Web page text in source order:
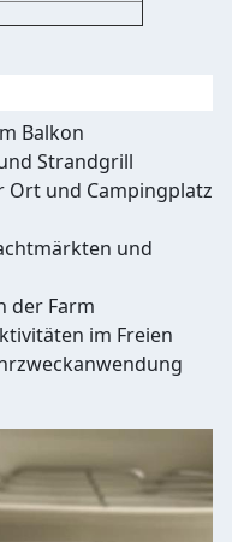
Balkon
Strandgrill
Ort und Campingplatz
und
der Farm
im Freien